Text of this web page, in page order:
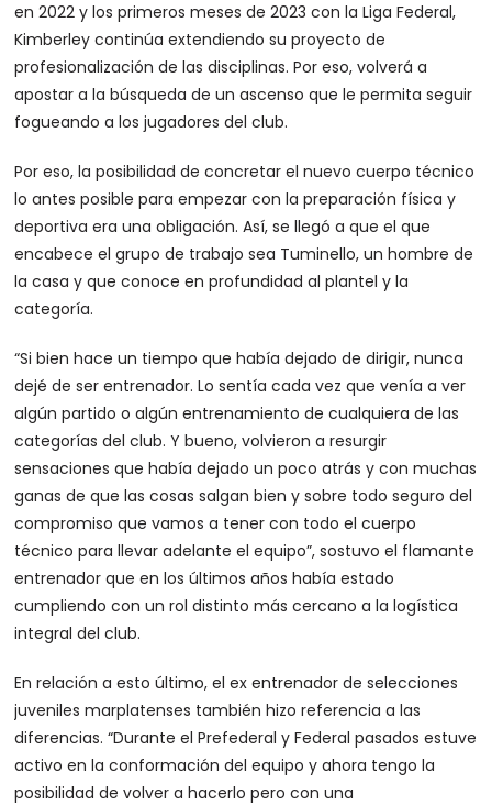
en 2022 y los primeros meses de 2023 con la Liga Federal,
Kimberley continúa extendiendo su proyecto de
profesionalización de las disciplinas. Por eso, volverá a
apostar a la búsqueda de un ascenso que le permita seguir
fogueando a los jugadores del club.
Por eso, la posibilidad de concretar el nuevo cuerpo técnico
lo antes posible para empezar con la preparación física y
deportiva era una obligación. Así, se llegó a que el que
encabece el grupo de trabajo sea Tuminello, un hombre de
la casa y que conoce en profundidad al plantel y la
categoría.
“Si bien hace un tiempo que había dejado de dirigir, nunca
dejé de ser entrenador. Lo sentía cada vez que venía a ver
algún partido o algún entrenamiento de cualquiera de las
categorías del club. Y bueno, volvieron a resurgir
sensaciones que había dejado un poco atrás y con muchas
ganas de que las cosas salgan bien y sobre todo seguro del
compromiso que vamos a tener con todo el cuerpo
técnico para llevar adelante el equipo”, sostuvo el flamante
entrenador que en los últimos años había estado
cumpliendo con un rol distinto más cercano a la logística
integral del club.
En relación a esto último, el ex entrenador de selecciones
juveniles marplatenses también hizo referencia a las
diferencias. “Durante el Prefederal y Federal pasados estuve
activo en la conformación del equipo y ahora tengo la
posibilidad de volver a hacerlo pero con una